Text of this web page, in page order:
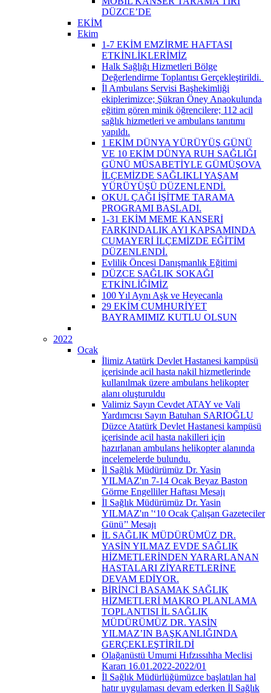
DÜZCE’DE
EKİM
Ekim
1-7 EKİM EMZİRME HAFTASI
ETKİNLİKLERİMİZ
Halk Sağlığı Hizmetleri Bölge
Değerlendirme Toplantısı Gerçekleştirildi. ​
İl Ambulans Servisi Başhekimliği
ekiplerimizce; Şükran Öney Anaokulunda
eğitim gören minik öğrencilere; 112 acil
sağlık hizmetleri ve ambulans tanıtımı
yapıldı.
1 EKİM DÜNYA YÜRÜYÜŞ GÜNÜ
VE 10 EKİM DÜNYA RUH SAĞLIĞI
GÜNÜ MÜSABETİYLE GÜMÜŞOVA
İLÇEMİZDE SAĞLIKLI YAŞAM
YÜRÜYÜŞÜ DÜZENLENDİ.
OKUL ÇAĞI İŞİTME TARAMA
PROGRAMI BAŞLADI.
1-31 EKİM MEME KANSERİ
FARKINDALIK AYI KAPSAMINDA
CUMAYERİ İLÇEMİZDE EĞİTİM
DÜZENLENDİ.
Evlilik Öncesi Danışmanlık Eğitimi
DÜZCE SAĞLIK SOKAĞI
ETKİNLİĞİMİZ
100 Yıl Aynı Aşk ve Heyecanla
29 EKİM CUMHURİYET
BAYRAMIMIZ KUTLU OLSUN
2022
Ocak
İlimiz Atatürk Devlet Hastanesi kampüsü
içerisinde acil hasta nakil hizmetlerinde
kullanılmak üzere ambulans helikopter
alanı oluşturuldu
Valimiz Sayın Cevdet ATAY ve Vali
Yardımcısı Sayın Batuhan SARIOĞLU
Düzce Atatürk Devlet Hastanesi kampüsü
içerisinde acil hasta nakilleri için
hazırlanan ambulans helikopter alanında
incelemelerde bulundu.
İl Sağlık Müdürümüz Dr. Yasin
YILMAZ'ın 7-14 Ocak Beyaz Baston
Görme Engelliler Haftası Mesajı
İl Sağlık Müdürümüz Dr. Yasin
YILMAZ'ın '‘10 Ocak Çalışan Gazeteciler
Günü’' Mesajı
İL SAĞLIK MÜDÜRÜMÜZ DR.
YASİN YILMAZ EVDE SAĞLIK
HİZMETLERİNDEN YARARLANAN
HASTALARI ZİYARETLERİNE
DEVAM EDİYOR.
BİRİNCİ BASAMAK SAĞLIK
HİZMETLERİ MAKRO PLANLAMA
TOPLANTISI İL SAĞLIK
MÜDÜRÜMÜZ DR. YASİN
YILMAZ’IN BAŞKANLIĞINDA
GERÇEKLEŞTİRİLDİ
Olağanüstü Umumi Hıfzıssıhha Meclisi
Kararı 16.01.2022-2022/01
İl Sağlık Müdürlüğümüzce başlatılan hal
hatır uygulaması devam ederken İl Sağlık